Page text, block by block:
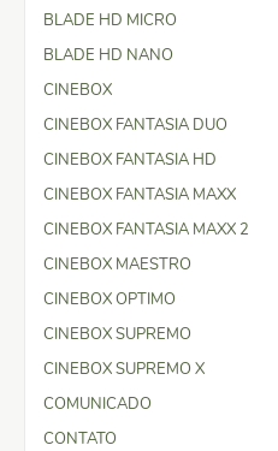
BLADE HD MICRO
BLADE HD NANO
CINEBOX
CINEBOX FANTASIA DUO
CINEBOX FANTASIA HD
CINEBOX FANTASIA MAXX
CINEBOX FANTASIA MAXX 2
CINEBOX MAESTRO
CINEBOX OPTIMO
CINEBOX SUPREMO
CINEBOX SUPREMO X
COMUNICADO
CONTATO